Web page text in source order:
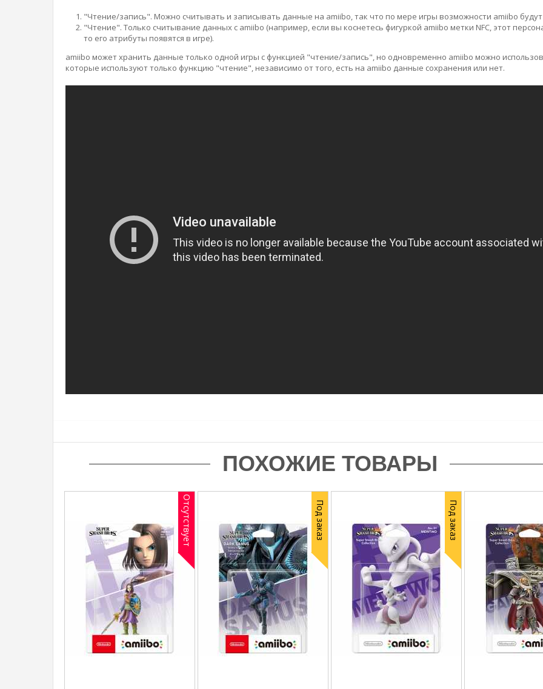
"Чтение/запись". Можно считывать и записывать данные на amiibo, так что по мере игры возможности amiibo будут
"Чтение". Только считывание данных с amiibo (например, если вы коснетесь фигуркой amiibo метки NFC, этот
то его атрибуты появятся в игре).
amiibo может хранить данные только одной игры с функцией "чтение/запись", но одновременно amiibo можно
которые используют только функцию "чтение", независимо от того, есть на amiibo данные сохранения или нет.
ПОХОЖИЕ ТОВАРЫ
Отсутствует Под заказ Под заказ